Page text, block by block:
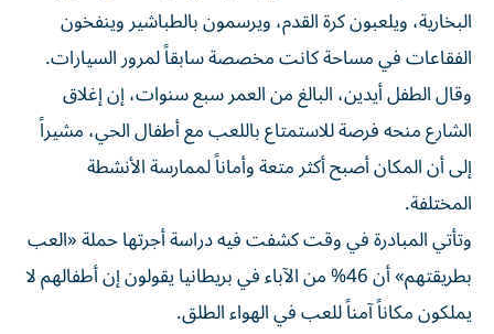
البخارية، ويلعبون كرة القدم، ويرسمون بالطباشير وينفخون
الفقاعات في مساحة كانت مخصصة سابقاً لمرور السيارات.
وقال الطفل أيدين، البالغ من العمر سبع سنوات، إن إغلاق
الشارع منحه فرصة للاستمتاع باللعب مع أطفال الحي، مشيراً
إلى أن المكان أصبح أكثر متعة وأماناً لممارسة الأنشطة
المختلفة.
وتأتي المبادرة في وقت كشفت فيه دراسة أجرتها حملة «العب
بطريقتهم» أن 46% من الآباء في بريطانيا يقولون إن أطفالهم لا
يملكون مكاناً آمناً للعب في الهواء الطلق.